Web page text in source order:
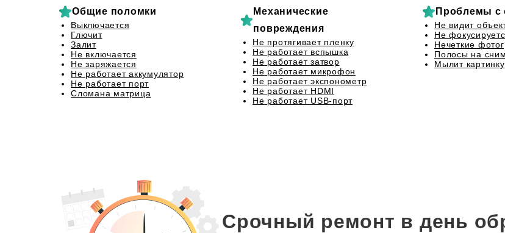
Общие поломки
Выключается
Глючит
Залит
Не включается
Не заряжается
Не работает аккумулятор
Не работает порт
Сломана матрица
Механические
повреждения
Не протягивает пленку
Не работает вспышка
Не работает затвор
Не работает микрофон
Не работает экспонометр
Не работает HDMI
Не работает USB-порт
Проблемы с
Не видит
Не
Нечеткие
Полосы на
Мылит картинку
Срочный ремонт в день